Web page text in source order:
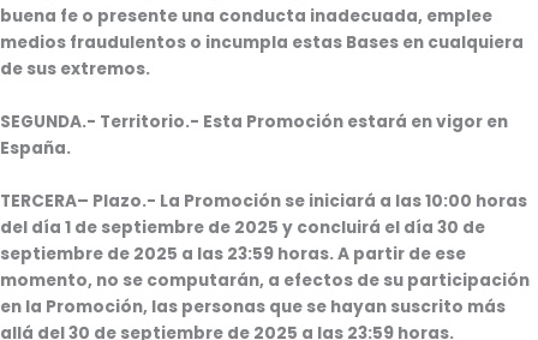
buena fe o presente una conducta inadecuada, emplee
medios fraudulentos o incumpla estas Bases en cualquiera
de sus extremos.
SEGUNDA.- Territorio.- Esta Promoción estará en vigor en
España.
TERCERA– Plazo.- La Promoción se iniciará a las 10:00 horas
del día 1 de septiembre de 2025 y concluirá el día 30 de
septiembre de 2025 a las 23:59 horas. A partir de ese
momento, no se computarán, a efectos de su participación
en la Promoción, las personas que se hayan suscrito más
allá del 30 de septiembre de 2025 a las 23:59 horas.